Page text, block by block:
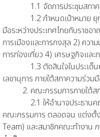
1.1 จัดการประชุมสภาคว
1.2 กำหนดเป้าหมาย ยุทธ
มือระหว่างประเทศไทยกับราชอ
การเมืองและการกงสุล 2) คว
การท่องเที่ยว 4) เศรษฐกิจและ
1.3 ตัดสินใจในประเด็นทั้ง
เลขานุการ ภายใต้สภาความร่วม
2. คณะกรรมการภายใต้สภ
2.1 ให้อำนาจประธานคณะ
คณะกรรมการ ตลอดจน แต่งตั้
Team) และสมาชิกคณะทำงาน